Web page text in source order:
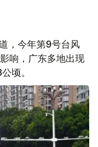
，今年第9号台风
响，广东多地出现
顷。